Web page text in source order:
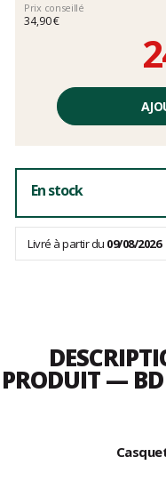
Prix conseillé
34,90 €
unitaire,
En stock
Livré à partir du 09/08/2026
PRODUIT —